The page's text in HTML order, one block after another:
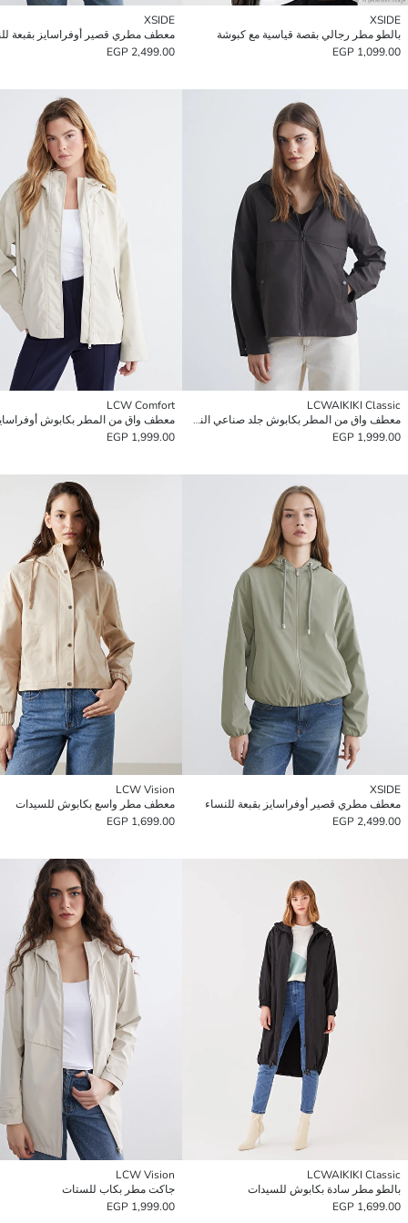
XSIDE
بالطو مطر رجالي بقصة قياسية مع كبوشة
1,099.00 EGP
XSIDE
معطف مطري قصير أوفراسايز بقبعة
2,499.00 EGP
LCWAIKIKI Classic
معطف واق من المطر بكابوش جلد صناعي النساء
1,999.00 EGP
LCW Comfort
1,999.00 EGP
XSIDE
معطف مطري قصير أوفراسايز بقبعة للنساء
2,499.00 EGP
LCW Vision
معطف مطر واسع بكابوش للسيدات
1,699.00 EGP
LCWAIKIKI Classic
بالطو مطر سادة بكابوش للسيدات
1,699.00 EGP
LCW Vision
جاكت مطر بكاب للستات
1,999.00 EGP